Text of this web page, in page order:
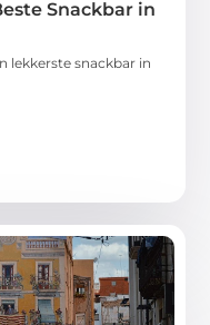
Snackbar in
lekkerste snackbar in